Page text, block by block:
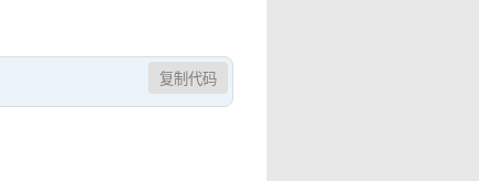
复制代码